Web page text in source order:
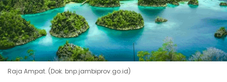
Raja Ampat. (Dok. bnp.jambiprov.go.id)